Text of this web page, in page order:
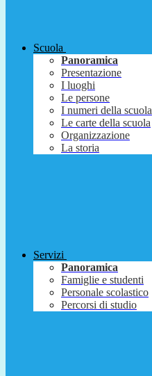
Scuola
Panoramica
Presentazione
I luoghi
Le persone
I numeri della scuola
Le carte della scuola
Organizzazione
La storia
Servizi
Panoramica
Famiglie e studenti
Personale scolastico
Percorsi di studio